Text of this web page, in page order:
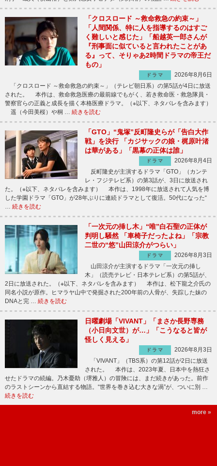
「クロスロード ～救命救急の約束～」
「人間関係、特に人を指導するのはすご
く難しいと感じた」「船越英一郎さんが
『刑事面に似ていると言われたことがあ
る』って、そりゃあ2時間ドラマの帝王だ
もの」
ドラマ
2026年8月6日
「クロスロード ～救命救急の約束～」（テレビ朝日系）の第5話が4日に放送
された。 本作は、救命救急医療の最前線でもがく、若き救命医・救急隊員・
警察官らの正義と成長を描く本格医療ドラマ。（※以下、ネタバレを含みます）
遥（今田美桜）や桐 … 続きを読む
「GTO」“鬼塚”反町隆史らが「告白大作
戦」を決行 「カジサックの娘・梶原叶渚
は華がある」「黒幕の正体は誰」
ドラマ
2026年8月4日
反町隆史が主演するドラマ「GTO」（カンテ
レ・フジテレビ系）の第3話が、3日に放送され
た。（※以下、ネタバレを含みます） 本作は、1998年に放送されて人気を博
した学園ドラマ「GTO」が28年ぶりに連続ドラマとして復活。50代になった“
続きを読む
「一次元の挿し木」“唯”白石聖の正体が
判明し騒然 「車椅子だったよね」「宗教
二世の“悠”山田涼介がつらい」
ドラマ
2026年8月3日
山田涼介が主演するドラマ「一次元の挿し
木」（読売テレビ・日本テレビ系）の第5話が、
2日に放送された。（※以下、ネタバレを含みます） 本作は、松下龍之介氏の
同名小説が原作。ヒマラヤ山中で発掘された200年前の人骨が、失踪した妹の
DNAと完 … 続きを読む
日曜劇場「VIVANT」「まさか長野専務
（小日向文世）が…」「こうなると皆が
怪しく見える」
ドラマ
2026年8月3日
「VIVANT」（TBS系）の第12話が2日に放送
された。 本作は、2023年夏、日本中を熱狂さ
せたドラマの続編。乃木憂助（堺雅人）の冒険には、まだ続きがあった。前作
のラストシーンから直結する物語。“世界を巻き込む大きな渦”が、ついに別 …
続きを読む
more »